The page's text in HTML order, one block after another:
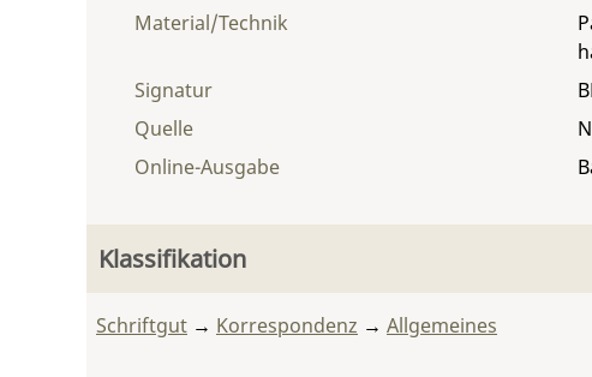
Material/Technik
Signatur
Quelle
Online-Ausgabe
Klassifikation
Schriftgut → Korrespondenz → Allgemeines